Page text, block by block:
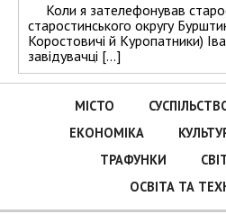
Коли я зателефонував
старостинського округу
Коростовичі й Куропатники)
завідувачці […]
МІСТО
ЕКОНОМІКА
ТРАФУНКИ
ОСВІТА ТА